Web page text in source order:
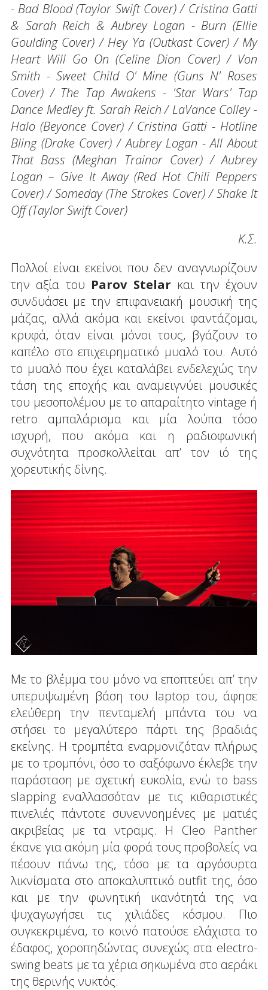
- Bad Blood (Taylor Swift Cover) / Cristina Gatti
& Sarah Reich & Aubrey Logan - Burn (Ellie
Goulding Cover) / Hey Ya (Outkast Cover) / My
Heart Will Go On (Celine Dion Cover) / Von
Smith - Sweet Child O' Mine (Guns N' Roses
Cover) / The Tap Awakens - 'Star Wars' Tap
Dance Medley ft. Sarah Reich / LaVance Colley -
Halo (Beyonce Cover) / Cristina Gatti - Hotline
Bling (Drake Cover) / Aubrey Logan - All About
That Bass (Meghan Trainor Cover) / Aubrey
Logan – Give It Away (Red Hot Chili Peppers
Cover) / Someday (The Strokes Cover) / Shake It
Off (Taylor Swift Cover)
Κ.Σ.
Πολλοί είναι εκείνοι που δεν αναγνωρίζουν
την αξία του Parov Stelar και την έχουν
συνδυάσει με την επιφανειακή μουσική της
μάζας, αλλά ακόμα και εκείνοι φαντάζομαι,
κρυφά, όταν είναι μόνοι τους, βγάζουν το
καπέλο στο επιχειρηματικό μυαλό του. Αυτό
το μυαλό που έχει καταλάβει ενδελεχώς την
τάση της εποχής και αναμειγνύει μουσικές
του μεσοπολέμου με το απαραίτητο vintage ή
retro αμπαλάρισμα και μία λούπα τόσο
ισχυρή, που ακόμα και η ραδιοφωνική
συχνότητα προσκολλείται απ’ τον ιό της
χορευτικής δίνης.
Με το βλέμμα του μόνο να εποπτεύει απ’ την
υπερυψωμένη βάση του laptop του, άφησε
ελεύθερη την πενταμελή μπάντα του να
στήσει το μεγαλύτερο πάρτι της βραδιάς
εκείνης. Η τρομπέτα εναρμονιζόταν πλήρως
με το τρομπόνι, όσο το σαξόφωνο έκλεβε την
παράσταση με σχετική ευκολία, ενώ το bass
slapping εναλλασσόταν με τις κιθαριστικές
πινελιές πάντοτε συνεννοημένες με ματιές
ακριβείας με τα ντραμς. Η Cleo Panther
έκανε για ακόμη μία φορά τους προβολείς να
πέσουν πάνω της, τόσο με τα αργόσυρτα
λικνίσματα στο αποκαλυπτικό outfit της, όσο
και με την φωνητική ικανότητά της να
ψυχαγωγήσει τις χιλιάδες κόσμου. Πιο
συγκεκριμένα, το κοινό πατούσε ελάχιστα το
έδαφος, χοροπηδώντας συνεχώς στα electro-
swing beats με τα χέρια σηκωμένα στο αεράκι
της θερινής νυκτός.